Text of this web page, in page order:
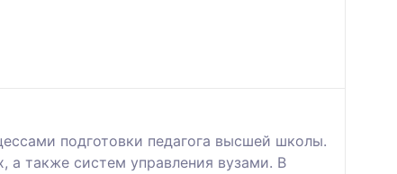
подготовки педагога высшей школы.
а также систем управления вузами. В